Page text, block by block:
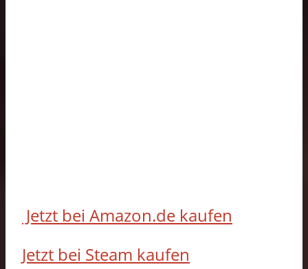
Jetzt bei Amazon.de kaufen
Jetzt bei Steam kaufen